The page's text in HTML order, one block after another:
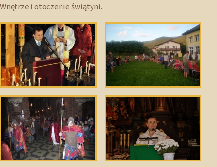
Wnętrze i otoczenie świątyni.